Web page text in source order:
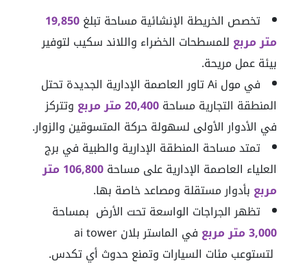
تخصص الخريطة الإنشائية مساحة تبلغ19,850
متر مربع للمسطحات الخضراء واللاند سكيب لتوفير
بيئة عمل مريحة.
في مول Ai تاور العاصمة الإدارية الجديدة تحتل
المنطقة التجارية مساحة20,400 متر مربع
وتتركز
في الأدوار الأولى لسهولة حركة المتسوقين والزوار.
تمتد مساحة المنطقة الإدارية والطبية في برج
العلياء العاصمة الإدارية على مساحة
106,800 متر
مربع بأدوار مستقلة ومصاعد خاصة بها.
تظهر الجراجات الواسعة تحت الأرض بمساحة
3,000 متر مربع
في الماستر بلان ai tower
لتستوعب مئات السيارات وتمنع حدوث أي تكدس.